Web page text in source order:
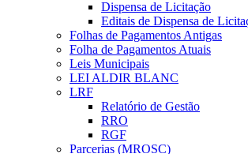
Dispensa de Licitação
Editais de Dispensa de
Folhas de Pagamentos Antigas
Folha de Pagamentos Atuais
Leis Municipais
LEI ALDIR BLANC
LRF
Relatório de Gestão
RRO
RGF
Parcerias (MROSC)